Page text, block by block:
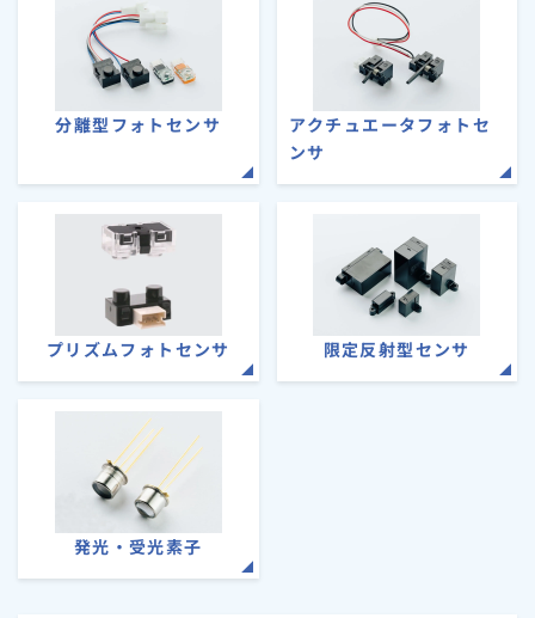
分離型フォトセンサ
アクチュエータフォトセ
ンサ
プリズムフォトセンサ 限定反射型センサ
発光・受光素子